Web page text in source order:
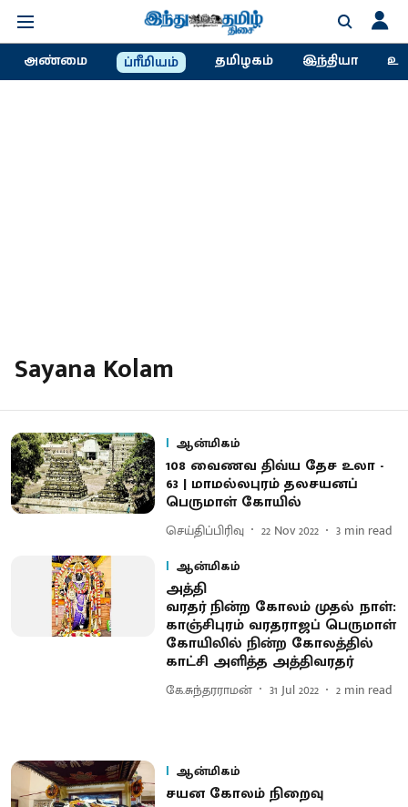
அண்மை ப்ரீமியம் தமிழகம் இந்தியா
Sayana Kolam
ஆன்மிகம்
108 வைணவ திவ்ய தேச உலா -
63 | மாமல்லபுரம் தலசயனப்
பெருமாள் கோயில்
செய்திப்பிரிவு 22 Nov 2022 3 min read
ஆன்மிகம்
அத்தி
வரதர் நின்ற கோலம் முதல் நாள்:
காஞ்சிபுரம் வரதராஜப் பெருமாள்
கோயிலில் நின்ற கோலத்தில்
காட்சி அளித்த அத்திவரதர்
கே.சுந்தரராமன் 31 Jul 2022 2 min read
ஆன்மிகம்
சயன கோலம் நிறைவு